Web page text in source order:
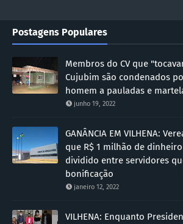
Postagens Populares
Membros do CV que
Cujubim são condenados
homem a pauladas e
junho 19, 2022
GANÂNCIA EM VILHENA:
que R$ 1 milhão de
dividido entre servidores
bonificação
janeiro 12, 2022
VILHENA: Enquanto